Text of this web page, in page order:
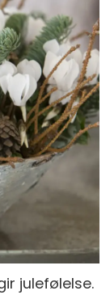
julefølelse.